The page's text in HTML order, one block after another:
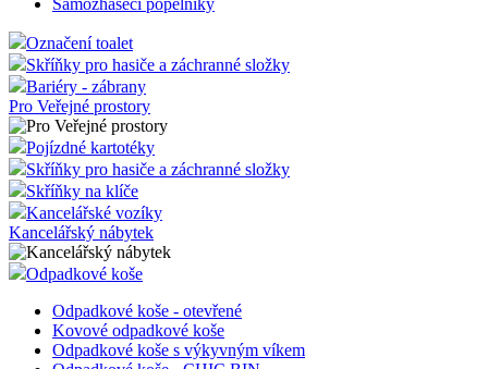
Řečnický pult
Plastové popelnice
Kuřácké Popelníky
Stojanové popelníky
Nástěnné popelníky
Kuřácké stolky
Samozhášecí popelníky
Označení toalet
Skříňky pro hasiče a záchranné složky
Bariéry - zábrany
Pro Veřejné prostory
Skříňky pro hasiče a záchranné složky
Skříňky na klíče
Kancelářské vozíky